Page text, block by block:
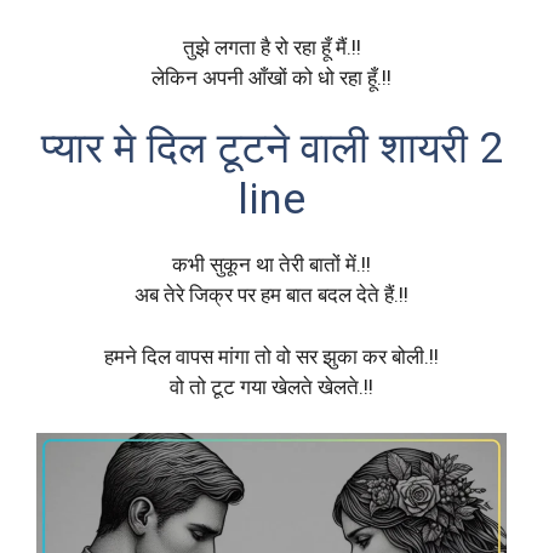
तुझे लगता है रो रहा हूँ मैं.!!
लेकिन अपनी आँखों को धो रहा हूँ.!!
प्यार मे दिल टूटने वाली शायरी 2
line
कभी सुकून था तेरी बातों में.!!
अब तेरे जिक्र पर हम बात बदल देते हैं.!!
हमने ‪‎दिल‬ वापस ‪‎मांगा‬ तो वो सर झुका कर ‪बोली‬.!!
वो तो ‪टूट‬ गया ‪‎खेलते‬ खेलते.!!